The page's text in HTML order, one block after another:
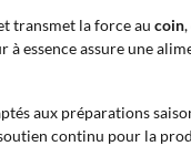
transmet la force au coin
essence assure une
aux préparations
continu pour la